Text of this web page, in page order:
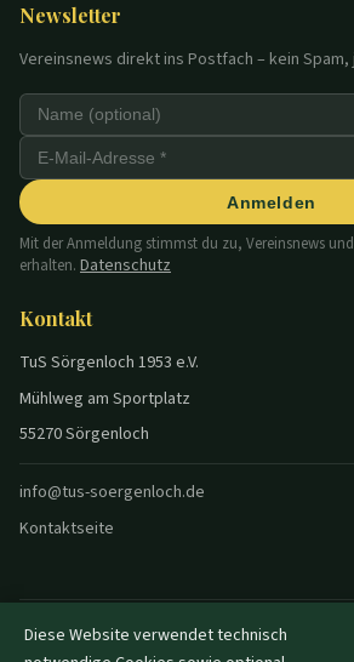
Newsletter
Vereinsnews direkt ins Postfach – kein
Anmelden
Mit der Anmeldung stimmst du zu, Vereinsnews
erhalten. Datenschutz
Kontakt
TuS Sörgenloch 1953 e.V.
Mühlweg am Sportplatz
55270 Sörgenloch
info@tus-soergenloch.de
Kontaktseite
© 2026 TuS Sörgenloch — Alle Rechte
Diese Website verwendet technisch